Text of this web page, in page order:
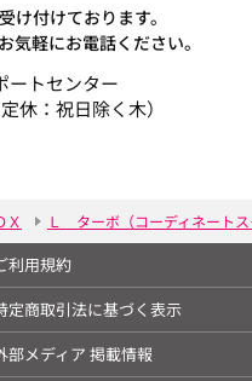
け付けております。
気軽にお電話ください。
ートセンター
休：祝日除く木）
Ｘ Ｌ ターボ（コーディネート
利用規約
定商取引法に基づく表示
部メディア 掲載情報